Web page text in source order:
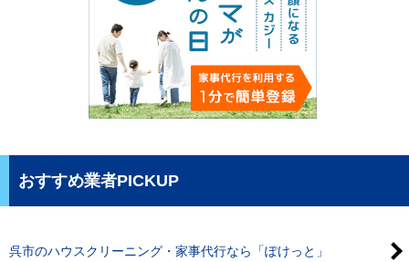
おすすめ業者PICKUP
呉市のハウスクリーニング・家事代行なら「ぽけっと」